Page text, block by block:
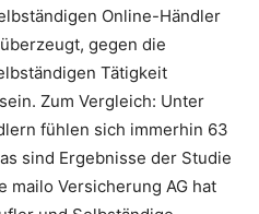
Online-Händler
gegen die
Tätigkeit
Zum Vergleich: Unter
fühlen sich immerhin 63
sind Ergebnisse der Studie
mailo Versicherung AG hat